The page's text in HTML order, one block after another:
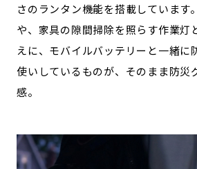
さのランタン機能を搭載しています
や、家具の隙間掃除を照らす作業灯
えに、モバイルバッテリーと一緒に
使いしているものが、そのまま防災
感。